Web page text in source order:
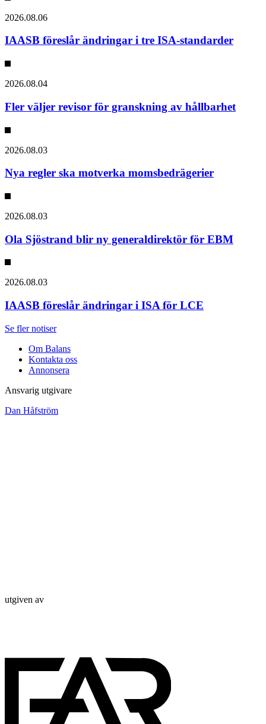
2026.08.06
IAASB föreslår ändringar i tre ISA-standarder
2026.08.04
Fler väljer revisor för granskning av hållbarhet
2026.08.03
Nya regler ska motverka momsbedrägerier
2026.08.03
Ola Sjöstrand blir ny generaldirektör för EBM
2026.08.03
IAASB föreslår ändringar i ISA för LCE
Se fler notiser
Om Balans
Kontakta oss
Annonsera
Ansvarig utgivare
Dan Håfström
utgiven av